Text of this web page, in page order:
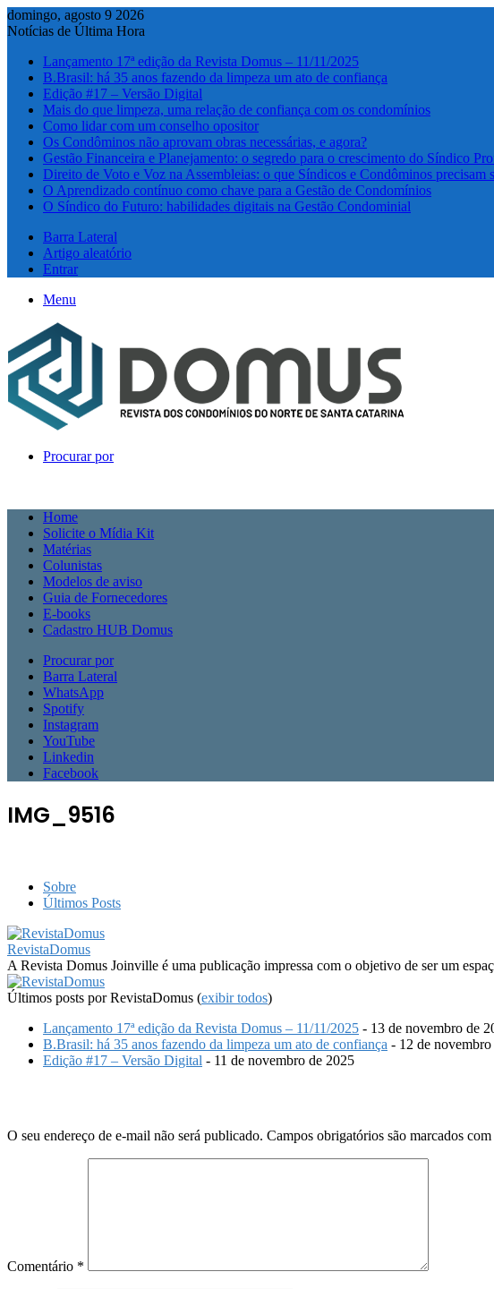
domingo, agosto 9 2026
Notícias de Última Hora
Lançamento 17ª edição da Revista Domus – 11/11/2025
B.Brasil: há 35 anos fazendo da limpeza um ato de confiança
Edição #17 – Versão Digital
Mais do que limpeza, uma relação de confiança com os condomínios
Como lidar com um conselho opositor
Os Condôminos não aprovam obras necessárias, e agora?
Gestão Financeira e Planejamento: o segredo para o crescimento do Síndico
Direito de Voto e Voz na Assembleias: o que Síndicos e Condôminos precisam
O Aprendizado contínuo como chave para a Gestão de Condomínios
O Síndico do Futuro: habilidades digitais na Gestão Condominial
Barra Lateral
Artigo aleatório
Entrar
Menu
Procurar por
Home
Solicite o Mídia Kit
Matérias
Colunistas
Modelos de aviso
Guia de Fornecedores
E-books
Cadastro HUB Domus
Procurar por
Barra Lateral
WhatsApp
Spotify
Instagram
YouTube
Linkedin
Facebook
IMG_9516
Sobre
Últimos Posts
RevistaDomus
A Revista Domus Joinville é uma publicação impressa com o objetivo de ser um
Últimos posts por RevistaDomus (exibir todos)
Lançamento 17ª edição da Revista Domus – 11/11/2025 - 13 de novembro de
B.Brasil: há 35 anos fazendo da limpeza um ato de confiança - 12 de
Edição #17 – Versão Digital - 11 de novembro de 2025
O seu endereço de e-mail não será publicado. Campos obrigatórios são marcados com
Comentário *